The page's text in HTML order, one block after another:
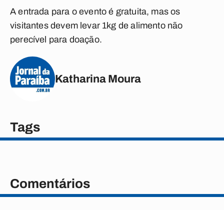
A entrada para o evento é gratuita, mas os
visitantes devem levar 1kg de alimento não
perecível para doação.
Katharina Moura
Tags
Comentários